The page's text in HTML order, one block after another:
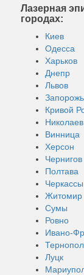
Лазерная
городах:
Киев
Одесса
Харьков
Днепр
Львов
Кривой
Николаев
Винница
Херсон
Чернигов
Полтава
Черкассы
Житомир
Сумы
Ровно
Ивано-
Луцк